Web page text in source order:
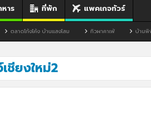
าร ที่พัก แพคเกจทัวร์
ตลาดโก้งโค้ง บ้านแสงโสม ทิวผาคาเฟ่ บ้านพิพิ
ชียงใหม่2